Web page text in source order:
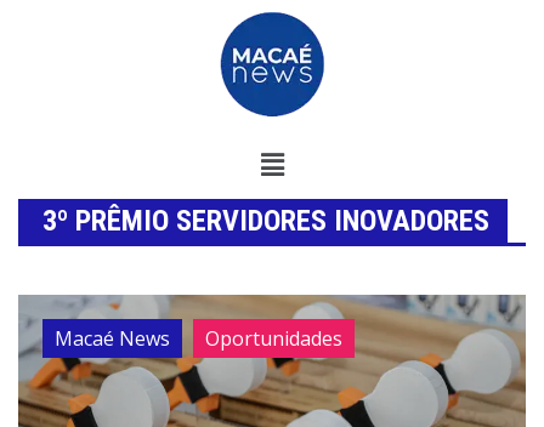
3º PRÊMIO SERVIDORES INOVADORES
Macaé News Oportunidades